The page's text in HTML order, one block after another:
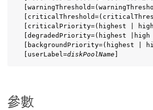
[criticalPriority=(highest |
[degradedPriority=(highest
[backgroundPriority=(highest |
[userLabel=diskPoolName
參數